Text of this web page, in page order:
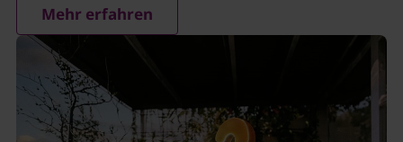
Mehr erfahren